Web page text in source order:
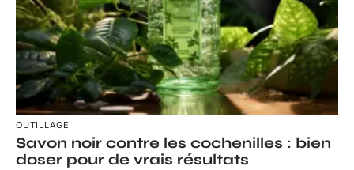
OUTILLAGE
Savon noir contre les cochenilles : bien
doser pour de vrais résultats